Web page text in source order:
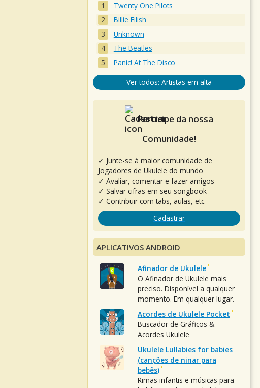
Twenty One Pilots
Billie Eilish
Unknown
The Beatles
Panic! At The Disco
Ver todos: Artistas em alta
Participe da nossa
Comunidade!
✓ Junte-se à maior comunidade de
Jogadores de Ukulele do mundo
✓ Avaliar, comentar e fazer amigos
✓ Salvar cifras em seu songbook
✓ Contribuir com tabs, aulas, etc.
Cadastrar
APLICATIVOS ANDROID
Afinador de Ukulele
O Afinador de Ukulele mais
preciso. Disponível a qualquer
momento. Em qualquer lugar.
Acordes de Ukulele Pocket
Buscador de Gráficos &
Acordes Ukulele
Ukulele Lullabies for babies
(canções de ninar para
bebês)
Rimas infantis e músicas para